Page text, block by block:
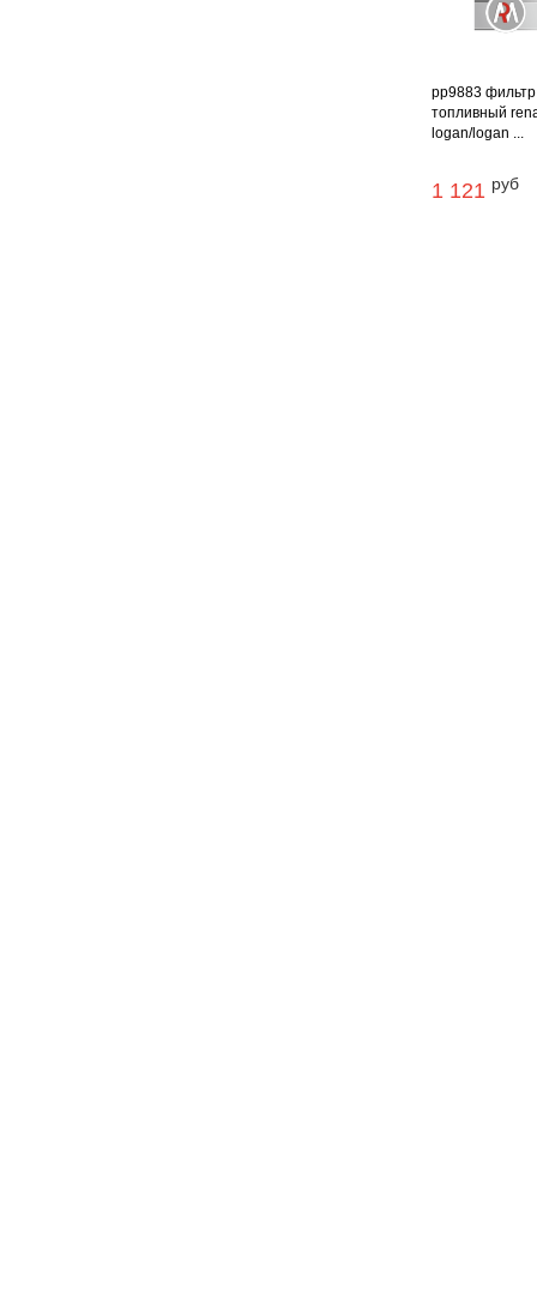
pp9883 фильтр
топливный
logan/logan ...
1 121 руб